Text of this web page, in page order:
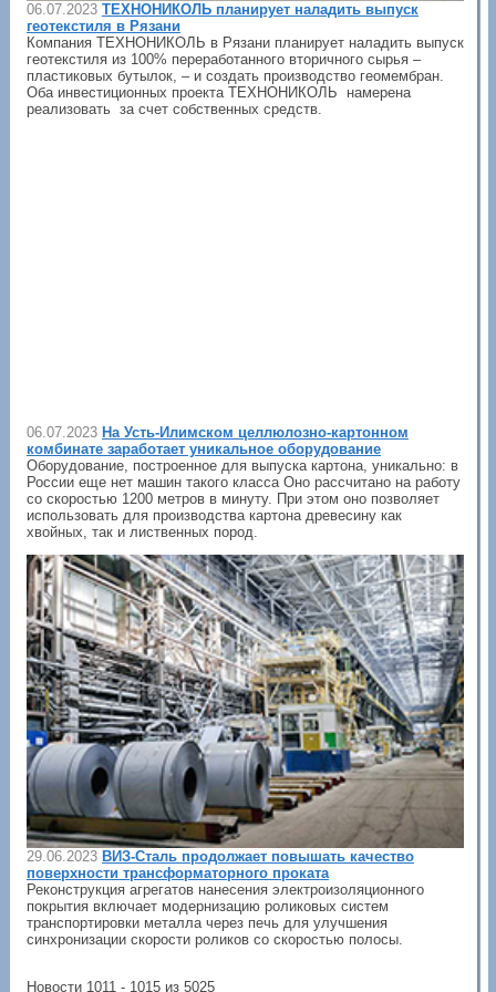
06.07.2023 ТЕХНОНИКОЛЬ планирует наладить выпуск
геотекстиля в Рязани
Компания ТЕХНОНИКОЛЬ в Рязани планирует наладить выпуск
геотекстиля из 100% переработанного вторичного сырья –
пластиковых бутылок, – и создать производство геомембран.
Оба инвестиционных проекта ТЕХНОНИКОЛЬ намерена
реализовать за счет собственных средств.
06.07.2023 На Усть-Илимском целлюлозно-картонном
комбинате заработает уникальное оборудование
Оборудование, построенное для выпуска картона, уникально: в
России еще нет машин такого класса Оно рассчитано на работу
со скоростью 1200 метров в минуту. При этом оно позволяет
использовать для производства картона древесину как
хвойных, так и лиственных пород.
29.06.2023 ВИЗ-Сталь продолжает повышать качество
поверхности трансформаторного проката
Реконструкция агрегатов нанесения электроизоляционного
покрытия включает модернизацию роликовых систем
транспортировки металла через печь для улучшения
синхронизации скорости роликов со скоростью полосы.
Новости 1011 - 1015 из 5025